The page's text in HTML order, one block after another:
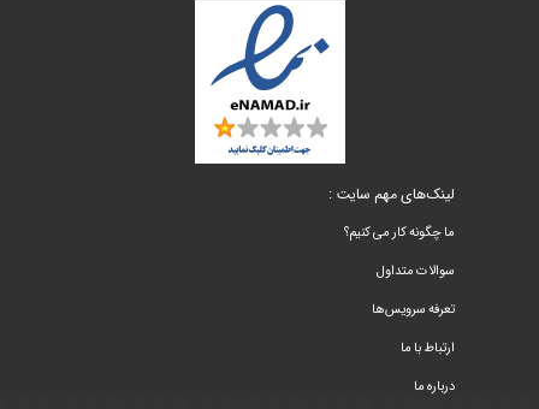
لینک‌های مهم سایت :
ما چگونه کار می کنیم؟
سوالات متداول
تعرفه سرویس‌ها
ارتباط با ما
درباره ما